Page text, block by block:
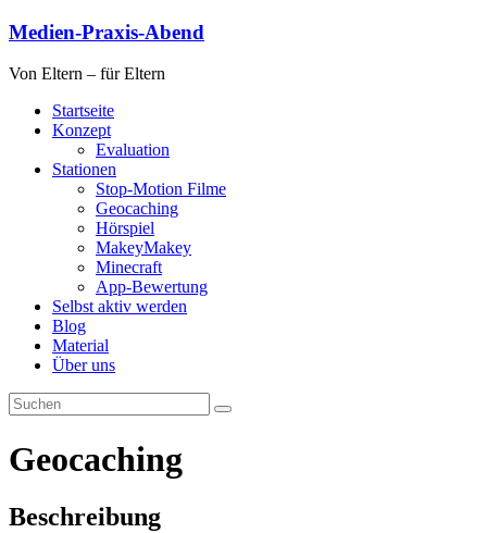
Zum
springen
Medien-Praxis-Abend
Von Eltern – für Eltern
Startseite
Konzept
Evaluation
Stationen
Stop-Motion Filme
Geocaching
Hörspiel
MakeyMakey
Minecraft
App-Bewertung
Selbst aktiv werden
Blog
Material
Über uns
Geocaching
Beschreibung